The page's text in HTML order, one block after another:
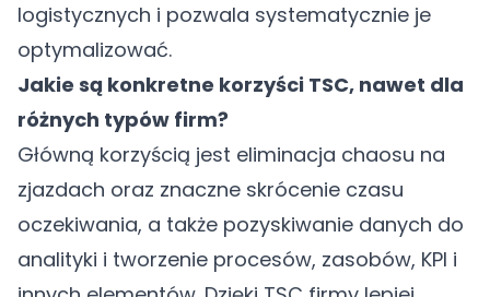
logistycznych i pozwala systematycznie je
optymalizować.
Jakie są konkretne korzyści TSC, nawet dla
różnych typów firm?
Główną korzyścią jest eliminacja chaosu na
zjazdach oraz znaczne skrócenie czasu
oczekiwania, a także pozyskiwanie danych do
analityki i tworzenie procesów, zasobów, KPI i